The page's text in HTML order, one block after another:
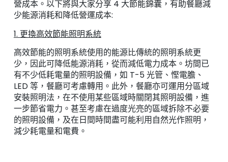
營成本。以下將與大家分享 4 大節能錦囊，有助餐廳減
少能源消耗和降低營運成本:
1. 更換高效節能照明系統
高效節能的照明系統使用的能源比傳統的照明系統更
少，因此可降低能源消耗，從而減低電力成本。坊間已
有不少低耗電量的照明設備，如 T-5 光管、慳電膽、
LED 等，餐廳可考慮轉用。此外，餐廳亦可運用分區域
安裝照明法，在不使用某些區域時關閉其照明設備，進
一步節省電力。甚至考慮在過度光亮的區域拆除不必要
的照明設備，及在日間時間盡可能利用自然光作照明，
減少耗電量和電費。